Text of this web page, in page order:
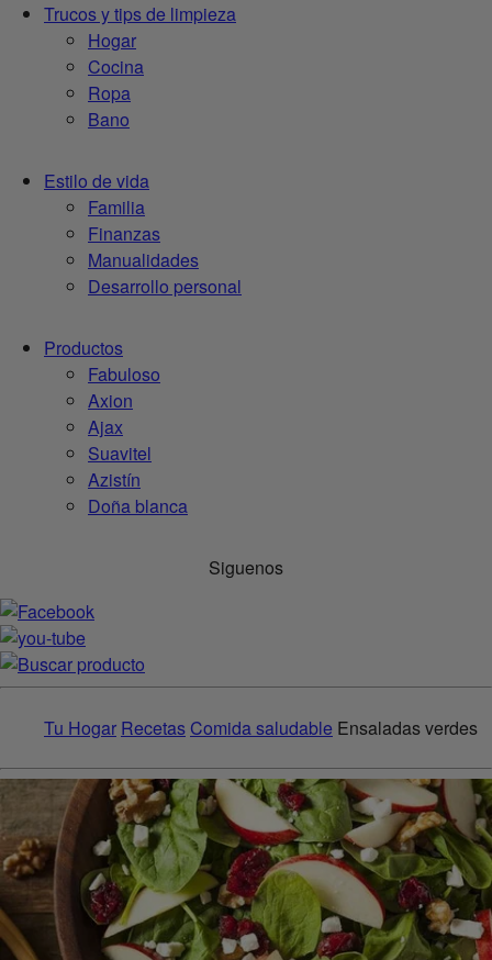
Trucos y tips de limpieza
Hogar
Cocina
Ropa
Bano
Estilo de vida
Familia
Finanzas
Manualidades
Desarrollo personal
Productos
Fabuloso
Axion
Ajax
Suavitel
Azistín
Doña blanca
Siguenos
Tu Hogar Recetas Comida saludable Ensaladas verdes